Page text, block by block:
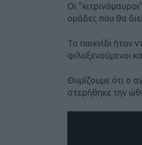
Οι
ομάδες που θα
Το παιχνίδι ήταν
φιλοξενούμενοι
Θυμίζουμε ότι ο
στερήθηκε την